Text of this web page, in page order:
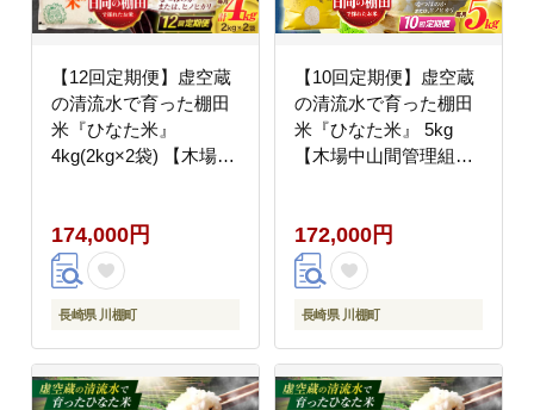
【12回定期便】虚空蔵
の清流水で育った棚田
米『ひなた米』
4kg(2kg×2袋) 【木場中
174,000円
長崎県 川棚町
【10回定期便】虚空蔵
の清流水で育った棚田
米『ひなた米』 5kg
【木場中山間管理組
172,000円
長崎県 川棚町